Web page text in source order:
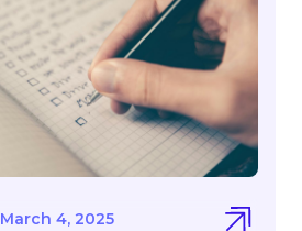
March 4, 2025